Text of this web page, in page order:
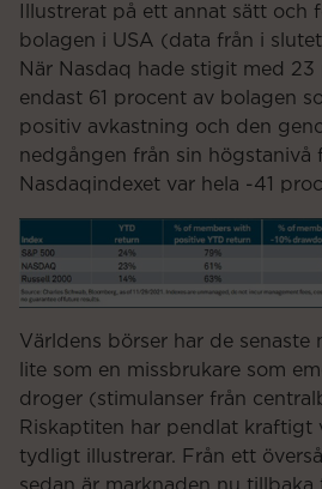
Illustrerat på ett annat sätt och
bolagen i USA (data från i
När Nasdaq hade stigit med
endast 61 procent av bolagen
positiv avkastning och den
nedgången från sin högstanivå
Nasdaqindexet var hela -41
Världens börser har de
lite som en missbrukare som
droger (stimulanser från
Riskaptiten har pendlat kraftigt
tydligt illustrerar. Från ett
sedan är marknaden nu tillbaka